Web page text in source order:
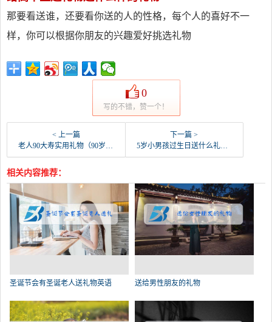
那要看送谁，还要看你送的人的性格，每个人的喜好不一
样，你可以根据你朋友的兴趣爱好挑选礼物
0
写的不错，赞一个！
< 上一篇
老人90大寿实用礼物（90岁大寿小辈送什么礼物）
下一篇 >
5岁小男孩过生日送什么礼物好（送5岁小女孩生日礼物送什么好）
相关内容推荐：
圣诞节会有圣诞老人送礼物英语 送给男性朋友的礼物